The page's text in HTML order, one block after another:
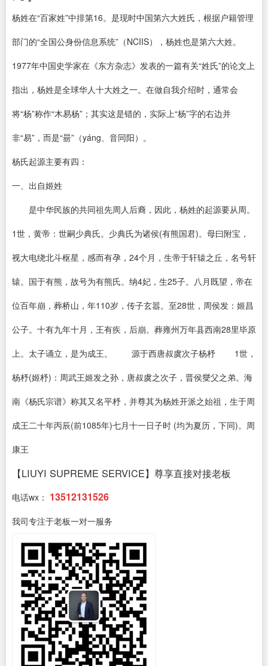
杨姓在“百家姓”中排第16。是现时中国第六大姓氏，根据户籍管理
部门的“全国公身份信息系统”（NCIIS），杨姓也是第六大姓。
1977年中国史学家在《东方杂志》发表的一篇有关“姓氏”的论文上
指出，杨姓是全球华人十大姓之一。在做自我介绍时，通常会
将“杨”称作“木易杨”；其实这是错的，实际上“杨”字的右边并
非“易”，而是“昜”（yáng、音同阳）。
杨氏起源主要有四：
一、出自姬姓
是中华民族的共同祖先周人后裔，因此，杨姓的起源要从周。
1世，黄帝：世嗣少典氏。少典氏为诸侯(有熊国君)。母曰附宝，
视大电绕北斗枢星，感而有孕，24个月，生帝于轩辕之丘，名号轩
辕。国于有熊，故号为有熊氏。纳4妃，生25子。八月既望，帝在
位百年崩，葬桥山，年110岁，传子玄嚣。至28世，周侯发：姬昌
公子。十有九年十月，王有疾，后崩。葬雍州万年县西南28里毕原
上。太子诵立，是为成王。 源于西唐叔虞次子杨杼 1世，
杨杼(姬杼)：周武王姬发之孙，唐叔虞之次子，晋侯燮父之弟。海
南《杨氏宗谱》称其又名平杼，并尊其为杨姓开派之始祖，生于周
成王二十年丙辰(前1085年)七月十一日子时 (均为夏历，下同)。周
康王
【LIUYI SUPREME SERVICE】尊享直接对接老板
电话wx： 13512131526
我司专注于老板一对一服务